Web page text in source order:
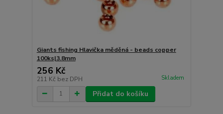
Giants fishing Hlavička měděná - beads copper
100ks|3.8mm
256 Kč
211 Kč bez DPH Skladem
Přidat do košíku